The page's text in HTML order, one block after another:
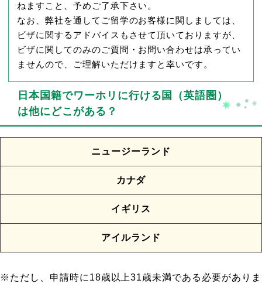
ねますこと、予めご了承下さい。
なお、弊社を通してご留学のお客様に関しましては、
ビザに関するアドバイスもさせて頂いておりますが、
ビザに関してのみのご質問・お問い合わせは承ってい
ませんので、ご理解いただけますと幸いです。
日本国籍でワーホリに行ける国（英語圏）
は他にどこがある？
ニュージーランド
カナダ
イギリス
アイルランド
※ただし、申請時に18歳以上31歳未満である必要がありま